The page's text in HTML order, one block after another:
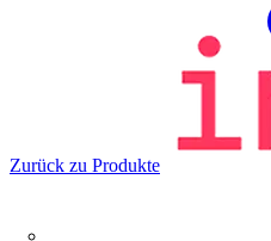
Zurück zu Produkte